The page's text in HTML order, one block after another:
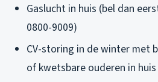
Gaslucht in huis (bel dan
0800-9009)
CV-storing in de winter met
of kwetsbare ouderen in huis